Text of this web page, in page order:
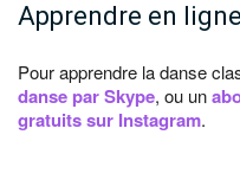
Apprendre en ligne
Pour apprendre la danse
danse par Skype, ou un
gratuits sur Instagram.